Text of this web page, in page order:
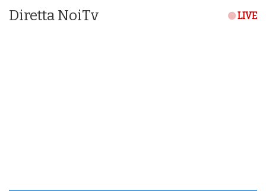
Diretta NoiTv LIVE